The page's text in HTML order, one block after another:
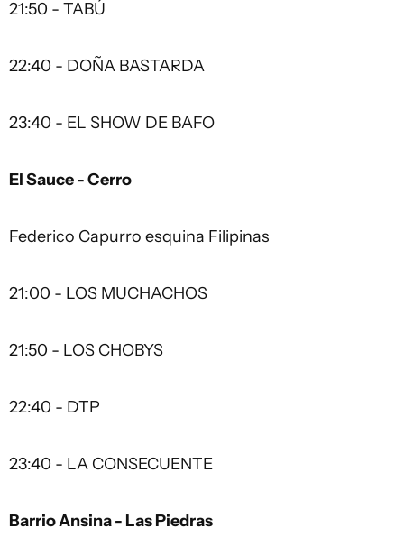
21:50 - TABÚ
22:40 - DOÑA BASTARDA
23:40 - EL SHOW DE BAFO
El Sauce - Cerro
Federico Capurro esquina Filipinas
21:00 - LOS MUCHACHOS
21:50 - LOS CHOBYS
22:40 - DTP
23:40 - LA CONSECUENTE
Barrio Ansina - Las Piedras